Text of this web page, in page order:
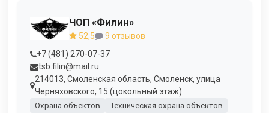
ЧОП «Филин»
52,5
9 отзывов
+7 (481) 270-07-37
tsb.filin@mail.ru
214013, Смоленская область, Смоленск, улица
Черняховского, 15 (цокольный этаж).
Охрана объектов
Техническая охрана объектов